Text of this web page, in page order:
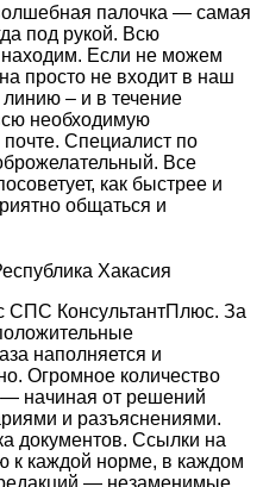
палочка — самая
под рукой. Всю
Если не можем
просто не входит в наш
– и в течение
необходимую
Специалист по
Все
как быстрее и
общаться и
Хакасия
СПС КонсультантПлюс. За
наполняется и
Огромное количество
начиная от решений
и разъяснениями.
документов. Ссылки на
к каждой норме, в каждом
— незаменимые